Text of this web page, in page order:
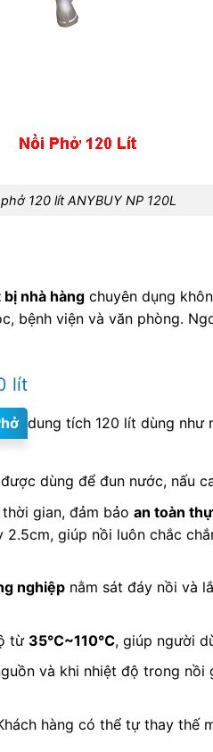
120 lít ANYBUY NP 120L
nhà hàng chuyên dụng
viện và văn phòng.
lít
dung tích 120 lít dùng như
dùng để đun nước, nấu
gian, đảm bảo an toàn
giúp nồi luôn chắc
nghiệpnằm sát đáy nồi và
từ 35℃~110℃, giúp người
và khi nhiệt độ trong
hàng có thể tự thay thế